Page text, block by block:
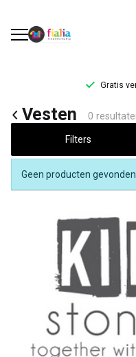
Gratis
Vesten
FiaLia
Vesten 0
Filters
Geen producten gevonden